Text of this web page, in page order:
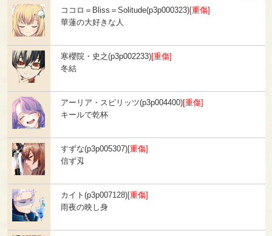
ココロ＝Bliss＝Solitude(p3p000323)[重傷]
華蓮の大好きな人
寒櫻院・史之(p3p002233)[重傷]
冬結
アーリア・スピリッツ(p3p004400)[重傷]
キールで乾杯
すずな(p3p005307)[重傷]
信ず刄
カイト(p3p007128)[重傷]
雨夜の映し身